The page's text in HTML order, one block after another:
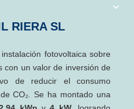

RIERA SL
fotovoltaica sobre
con un valor de inversión de
de reducir el consumo
CO₂. Se ha montado una